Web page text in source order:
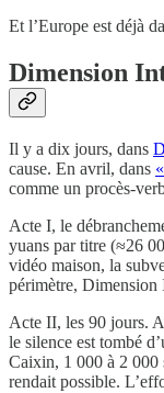
Et l’Europe est déjà
Dimension
Il y a dix jours, dans
cause. En avril, dans
comme un procès-
Acte I, le
yuans par titre (≈26
vidéo maison, la
périmètre, Dimension
Acte II, les 90 jours.
le silence est tombé
Caixin, 1 000 à 2 000
rendait possible.